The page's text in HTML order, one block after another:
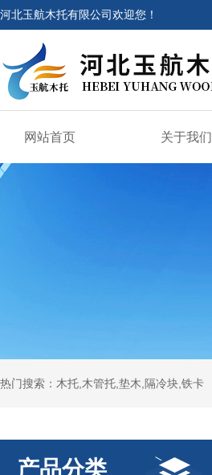
河北玉航木托有限公司欢迎您！
网站首页 关于我们
热门搜索：木托,木管托,垫木,隔冷块,铁卡
产品分类